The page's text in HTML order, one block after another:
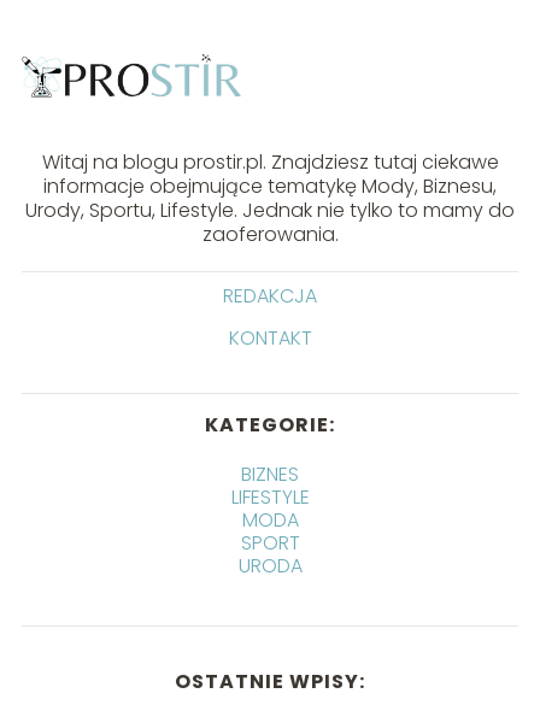
Witaj na blogu prostir.pl. Znajdziesz tutaj ciekawe
informacje obejmujące tematykę Mody, Biznesu,
Urody, Sportu, Lifestyle. Jednak nie tylko to mamy do
zaoferowania.
REDAKCJA
KONTAKT
KATEGORIE:
BIZNES
LIFESTYLE
MODA
SPORT
URODA
OSTATNIE WPISY: